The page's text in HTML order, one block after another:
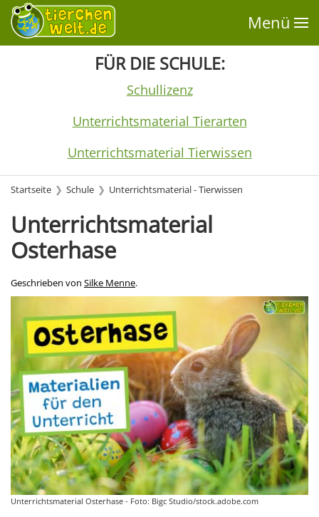
Menü
FÜR DIE SCHULE:
Schullizenz
Unterrichtsmaterial Tierarten
Unterrichtsmaterial Tierwissen
Startseite Schule Unterrichtsmaterial - Tierwissen
Unterrichtsmaterial
Osterhase
Geschrieben von Silke Menne.
Unterrichtsmaterial Osterhase - Foto: Bigc Studio/stock.adobe.com